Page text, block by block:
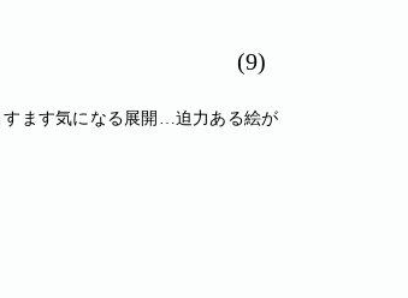
(9)
すます気になる展開…迫力ある絵が